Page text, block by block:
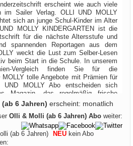
erscheint wie auch viele
im Sailer Verlag. OLLI UND MOLLY
sich an junge Schul-Kinder im Alter
MOLLY KINDERGARTEN ist die
für die nächste Altersstufe und
spannenden Reportagen aus dem
weckt die Lust zum Selber-Lesen
beim Start in die Schule. In unserem
Vergleich finden Sie für die
tolle Angebote mit Prämien für
MOLLY Abo entscheiden sich
Magazin, das regelmäßig frische
Inhalte liefert, die junge Leser
einladen. Durch ein OLLI UND
jeden Monat ein Heft, das spielerisch
stärkt und gleichzeitig Themen
Eltern schätzen, dass ein OLLI
Möglichkeit bietet, ihre Kinder
6 Jahren) erscheint: monatlich
Olli & Molli (ab 6 Jahren) Abo weiter:
NEU kein Abo